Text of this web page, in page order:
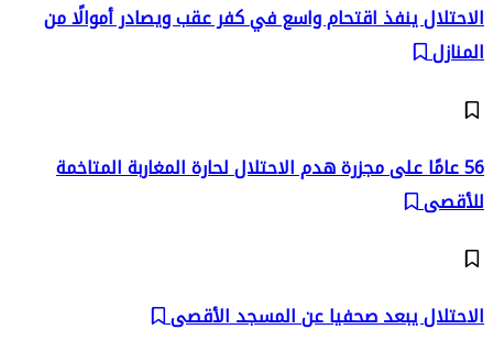
الاحتلال ينفذ اقتحام واسع في كفر عقب ويصادر أموالًا من
المنازل
56 عامًا على مجزرة هدم الاحتلال لحارة المغاربة المتاخمة
للأقصى
الاحتلال يبعد صحفيا عن المسجد الأقصى